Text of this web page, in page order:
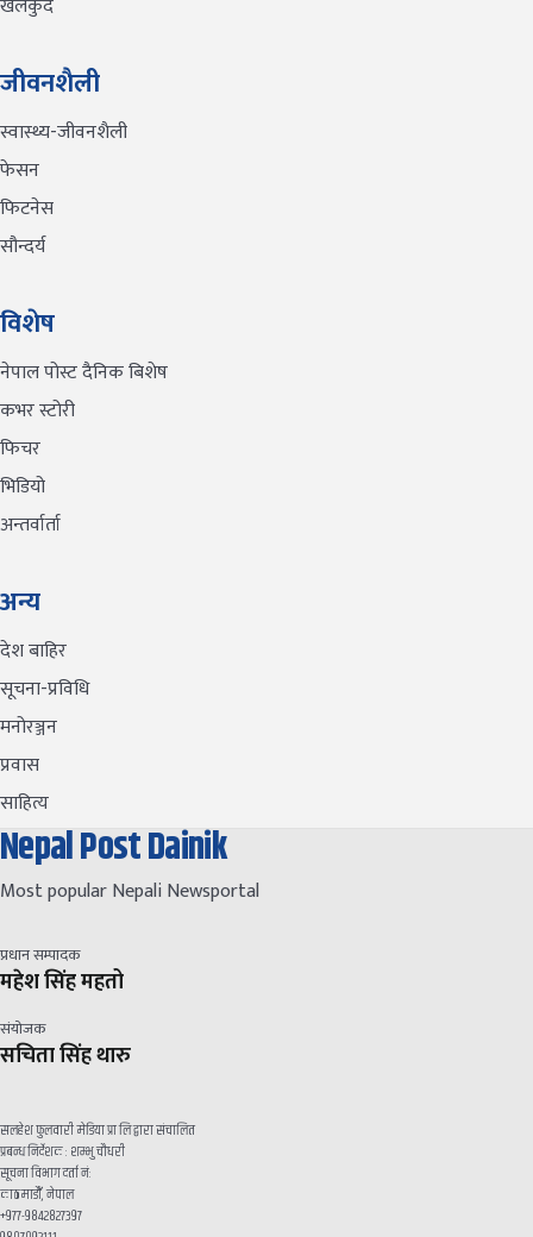
जीवनशैली
स्वास्थ्य-जीवनशैली
फेसन
फिटनेस
सौन्दर्य
विशेष
नेपाल पोस्ट दैनिक बिशेष
कभर स्टोरी
फिचर
भिडियो
अन्तर्वार्ता
अन्य
देश बाहिर
सूचना-प्रविधि
मनोरञ्जन
प्रवास
साहित्य
Nepal Post Dainik
Most popular Nepali Newsportal
प्रधान सम्पादक
महेश सिंह महतो
संयोजक
सचिता सिंह थारु
सलहेश फुलवारी मेडिया प्रा लि द्वारा संचालित
प्रबन्ध निर्देशक : शम्भु चौधरी
सूचना विभाग दर्ता नं:
काठमाडौँ, नेपाल
+९७७-९८४२८२७३९७